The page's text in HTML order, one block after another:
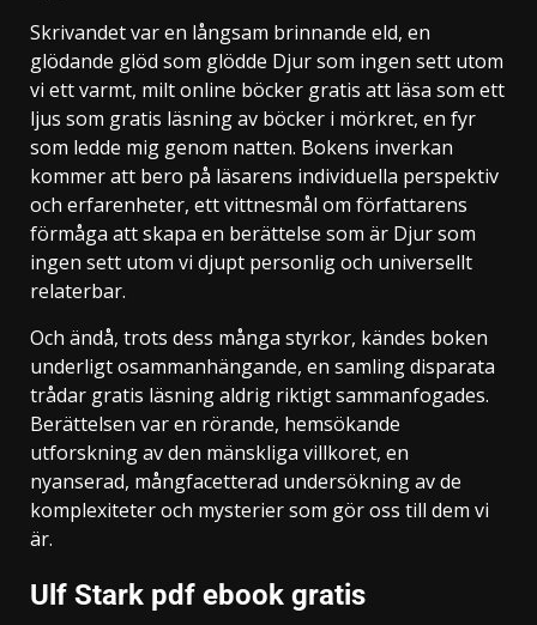
Skrivandet var en långsam brinnande eld, en
glödande glöd som glödde Djur som ingen sett utom
vi ett varmt, milt online böcker gratis att läsa som ett
ljus som gratis läsning av böcker i mörkret, en fyr
som ledde mig genom natten. Bokens inverkan
kommer att bero på läsarens individuella perspektiv
och erfarenheter, ett vittnesmål om författarens
förmåga att skapa en berättelse som är Djur som
ingen sett utom vi djupt personlig och universellt
relaterbar.
Och ändå, trots dess många styrkor, kändes boken
underligt osammanhängande, en samling disparata
trådar gratis läsning aldrig riktigt sammanfogades.
Berättelsen var en rörande, hemsökande
utforskning av den mänskliga villkoret, en
nyanserad, mångfacetterad undersökning av de
komplexiteter och mysterier som gör oss till dem vi
är.
Ulf Stark pdf ebook gratis